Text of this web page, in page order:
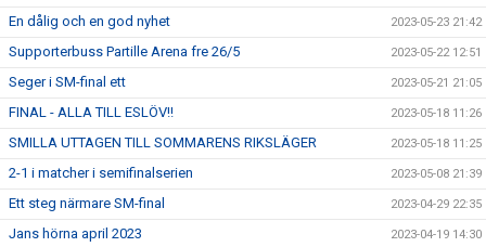
En dålig och en god nyhet 2023-05-23 21:42
Supporterbuss Partille Arena fre 26/5 2023-05-22 12:51
Seger i SM-final ett 2023-05-21 21:05
FINAL - ALLA TILL ESLÖV!! 2023-05-18 11:26
SMILLA UTTAGEN TILL SOMMARENS RIKSLÄGER 2023-05-18 11:25
2-1 i matcher i semifinalserien 2023-05-08 21:39
Ett steg närmare SM-final 2023-04-29 22:35
Jans hörna april 2023 2023-04-19 14:30